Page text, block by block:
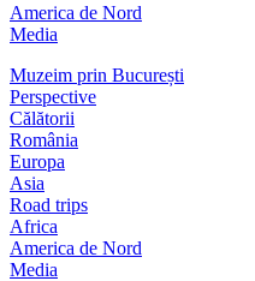
America de Nord
Media
Muzeim prin București
Perspective
Călătorii
România
Europa
Asia
Road trips
Africa
America de Nord
Media